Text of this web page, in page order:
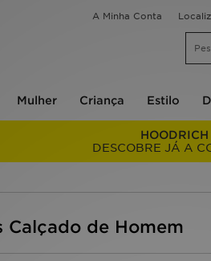
A Minha Conta
Mulher Criança Estilo
HOODRICH
DESCOBRE JÁ A
Calçado de Homem